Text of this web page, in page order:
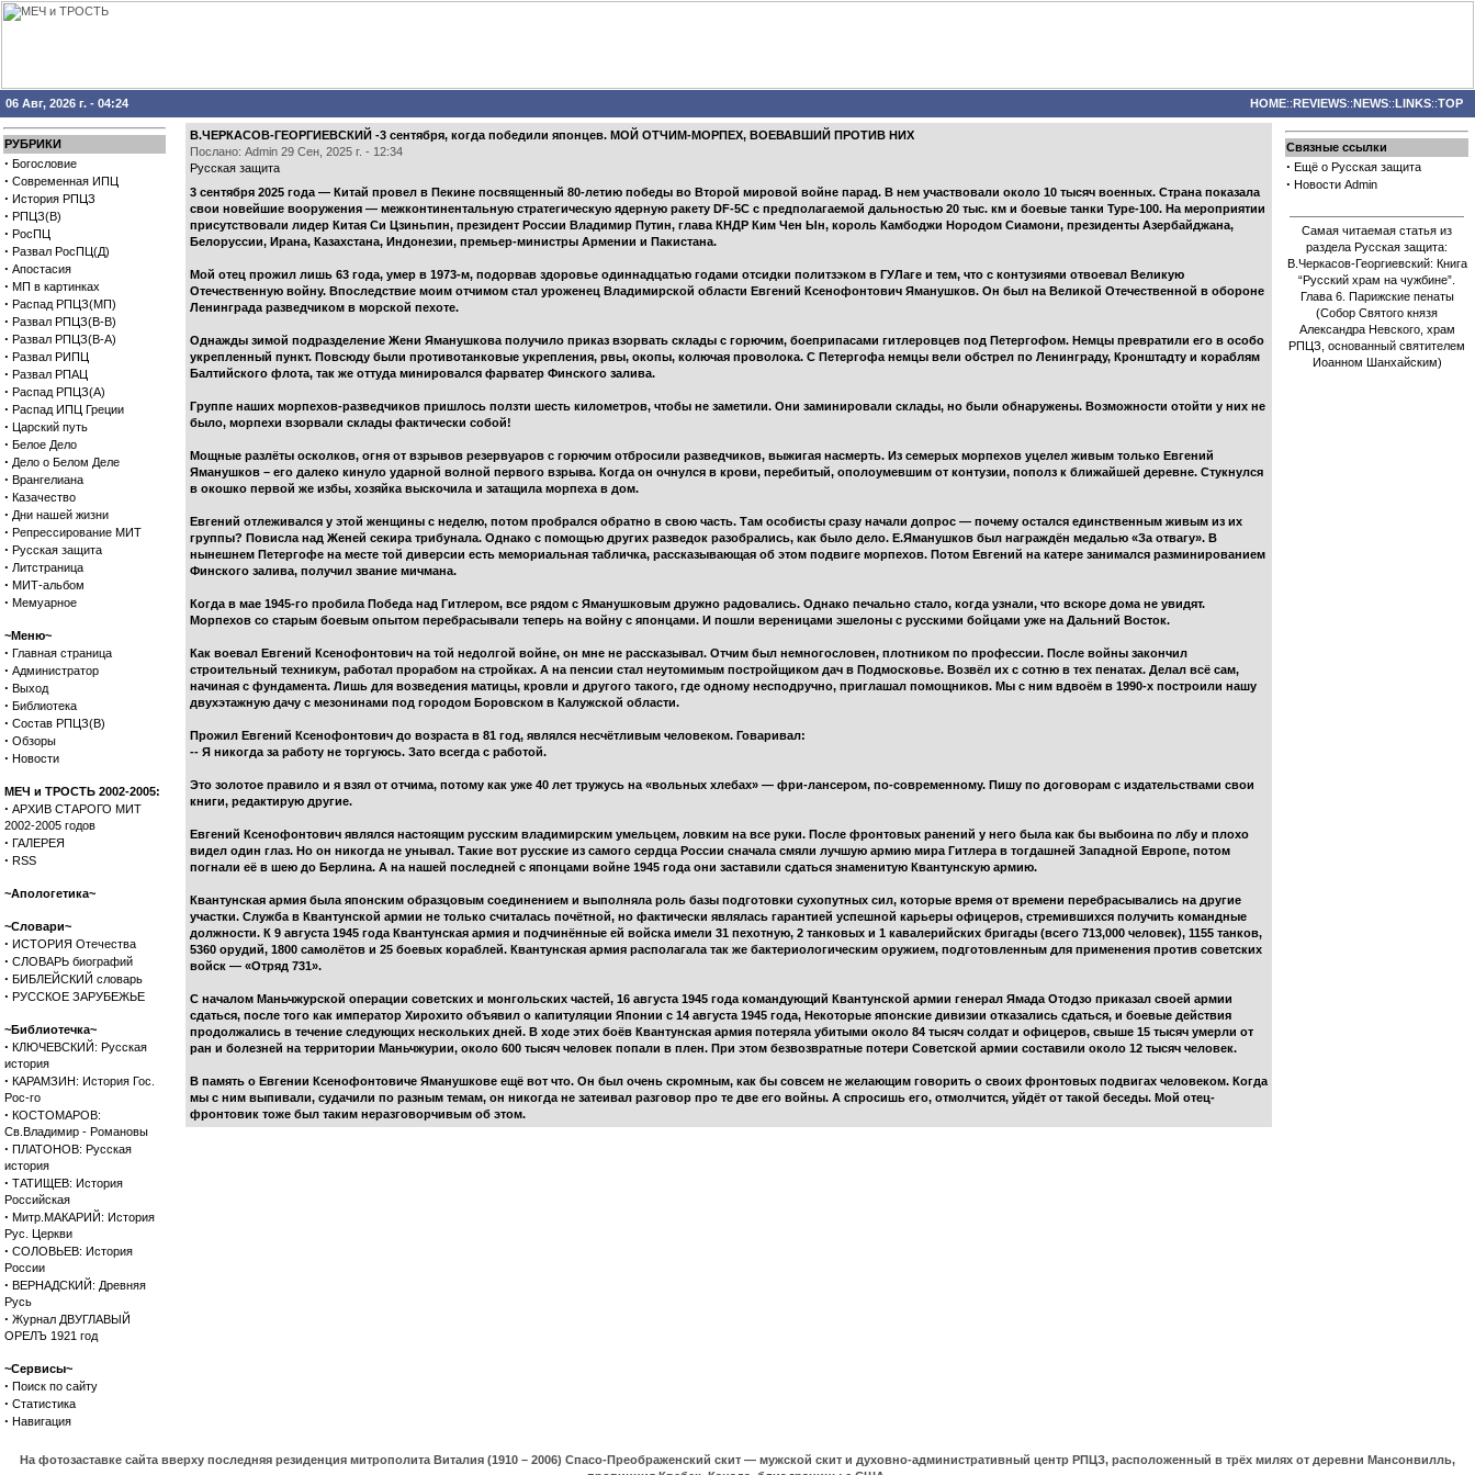
06 Авг, 2026 г. - 04:24 HOME::REVIEWS::NEWS::LINKS::TOP
РУБРИКИ
· Богословие
· Современная ИПЦ
· История РПЦЗ
· РПЦЗ(В)
· РосПЦ
· Развал РосПЦ(Д)
· Апостасия
· МП в картинках
· Распад РПЦЗ(МП)
· Развал РПЦЗ(В-В)
· Развал РПЦЗ(В-А)
· Развал РИПЦ
· Развал РПАЦ
· Распад РПЦЗ(А)
· Распад ИПЦ Греции
· Царский путь
· Белое Дело
· Дело о Белом Деле
· Врангелиана
· Казачество
· Дни нашей жизни
· Репрессирование МИТ
· Русская защита
· Литстраница
· МИТ-альбом
· Мемуарное
~Меню~
· Главная страница
· Администратор
· Выход
· Библиотека
· Состав РПЦЗ(В)
· Обзоры
· Новости
МЕЧ и ТРОСТЬ 2002-2005:
· АРХИВ СТАРОГО МИТ
2002-2005 годов
· ГАЛЕРЕЯ
· RSS
~Апологетика~
~Словари~
· ИСТОРИЯ Отечества
· СЛОВАРЬ биографий
· БИБЛЕЙСКИЙ словарь
· РУССКОЕ ЗАРУБЕЖЬЕ
~Библиотечка~
· КЛЮЧЕВСКИЙ: Русская
история
· КАРАМЗИН: История Гос.
Рос-го
· КОСТОМАРОВ:
Св.Владимир - Романовы
· ПЛАТОНОВ: Русская
история
· ТАТИЩЕВ: История
Российская
· Митр.МАКАРИЙ: История
Рус. Церкви
· СОЛОВЬЕВ: История
России
· ВЕРНАДСКИЙ: Древняя
Русь
· Журнал ДВУГЛАВЫЙ
ОРЕЛЪ 1921 год
~Сервисы~
· Поиск по сайту
· Статистика
· Навигация
В.ЧЕРКАСОВ-ГЕОРГИЕВСКИЙ -3 сентября, когда победили японцев. МОЙ ОТЧИМ-МОРПЕХ, ВОЕВАВШИЙ ПРОТИВ НИХ
Послано: Admin 29 Сен, 2025 г. - 12:34
Русская защита
3 сентября 2025 года — Китай провел в Пекине посвященный 80-летию победы во Второй мировой войне парад. В нем участвовали около 10 тысяч военных. Страна показала
свои новейшие вооружения — межконтинентальную стратегическую ядерную ракету DF-5C с предполагаемой дальностью 20 тыс. км и боевые танки Type-100. На мероприятии
присутствовали лидер Китая Си Цзиньпин, президент России Владимир Путин, глава КНДР Ким Чен Ын, король Камбоджи Нородом Сиамони, президенты Азербайджана,
Белоруссии, Ирана, Казахстана, Индонезии, премьер-министры Армении и Пакистана.
Мой отец прожил лишь 63 года, умер в 1973-м, подорвав здоровье одиннадцатью годами отсидки политзэком в ГУЛаге и тем, что с контузиями отвоевал Великую
Отечественную войну. Впоследствие моим отчимом стал уроженец Владимирской области Евгений Ксенофонтович Яманушков. Он был на Великой Отечественной в обороне
Ленинграда разведчиком в морской пехоте.
Однажды зимой подразделение Жени Яманушкова получило приказ взорвать склады с горючим, боеприпасами гитлеровцев под Петергофом. Немцы превратили его в особо
укрепленный пункт. Повсюду были противотанковые укрепления, рвы, окопы, колючая проволока. С Петергофа немцы вели обстрел по Ленинграду, Кронштадту и кораблям
Балтийского флота, так же оттуда минировался фарватер Финского залива.
Группе наших морпехов-разведчиков пришлось ползти шесть километров, чтобы не заметили. Они заминировали склады, но были обнаружены. Возможности отойти у них не
было, морпехи взорвали склады фактически собой!
Мощные разлёты осколков, огня от взрывов резервуаров с горючим отбросили разведчиков, выжигая насмерть. Из семерых морпехов уцелел живым только Евгений
Яманушков – его далеко кинуло ударной волной первого взрыва. Когда он очнулся в крови, перебитый, ополоумевшим от контузии, пополз к ближайшей деревне. Стукнулся
в окошко первой же избы, хозяйка выскочила и затащила морпеха в дом.
Евгений отлеживался у этой женщины с неделю, потом пробрался обратно в свою часть. Там особисты сразу начали допрос — почему остался единственным живым из их
группы? Повисла над Женей секира трибунала. Однако с помощью других разведок разобрались, как было дело. Е.Яманушков был награждён медалью «За отвагу». В
нынешнем Петергофе на месте той диверсии есть мемориальная табличка, рассказывающая об этом подвиге морпехов. Потом Евгений на катере занимался разминированием
Финского залива, получил звание мичмана.
Когда в мае 1945-го пробила Победа над Гитлером, все рядом с Яманушковым дружно радовались. Однако печально стало, когда узнали, что вскоре дома не увидят.
Морпехов со старым боевым опытом перебрасывали теперь на войну с японцами. И пошли вереницами эшелоны с русскими бойцами уже на Дальний Восток.
Как воевал Евгений Ксенофонтович на той недолгой войне, он мне не рассказывал. Отчим был немногословен, плотником по профессии. После войны закончил
строительный техникум, работал прорабом на стройках. А на пенсии стал неутомимым постройщиком дач в Подмосковье. Возвёл их с сотню в тех пенатах. Делал всё сам,
начиная с фундамента. Лишь для возведения матицы, кровли и другого такого, где одному несподручно, приглашал помощников. Мы с ним вдвоём в 1990-х построили нашу
двухэтажную дачу с мезонинами под городом Боровском в Калужской области.
Прожил Евгений Ксенофонтович до возраста в 81 год, являлся несчётливым человеком. Говаривал:
-- Я никогда за работу не торгуюсь. Зато всегда с работой.
Это золотое правило и я взял от отчима, потому как уже 40 лет тружусь на «вольных хлебах» — фри-лансером, по-современному. Пишу по договорам с издательствами свои
книги, редактирую другие.
Евгений Ксенофонтович являлся настоящим русским владимирским умельцем, ловким на все руки. После фронтовых ранений у него была как бы выбоина по лбу и плохо
видел один глаз. Но он никогда не унывал. Такие вот русские из самого сердца России сначала смяли лучшую армию мира Гитлера в тогдашней Западной Европе, потом
погнали её в шею до Берлина. А на нашей последней с японцами войне 1945 года они заставили сдаться знаменитую Квантунскую армию.
Квантунская армия была японским образцовым соединением и выполняла роль базы подготовки сухопутных сил, которые время от времени перебрасывались на другие
участки. Служба в Квантунской армии не только считалась почётной, но фактически являлась гарантией успешной карьеры офицеров, стремившихся получить командные
должности. К 9 августа 1945 года Квантунская армия и подчинённые ей войска имели 31 пехотную, 2 танковых и 1 кавалерийских бригады (всего 713,000 человек), 1155 танков,
5360 орудий, 1800 самолётов и 25 боевых кораблей. Квантунская армия располагала так же бактериологическим оружием, подготовленным для применения против советских
войск — «Отряд 731».
С началом Маньчжурской операции советских и монгольских частей, 16 августа 1945 года командующий Квантунской армии генерал Ямада Отодзо приказал своей армии
сдаться, после того как император Хирохито объявил о капитуляции Японии с 14 августа 1945 года, Некоторые японские дивизии отказались сдаться, и боевые действия
продолжались в течение следующих нескольких дней. В ходе этих боёв Квантунская армия потеряла убитыми около 84 тысяч солдат и офицеров, свыше 15 тысяч умерли от
ран и болезней на территории Маньчжурии, около 600 тысяч человек попали в плен. При этом безвозвратные потери Советской армии составили около 12 тысяч человек.
В память о Евгении Ксенофонтовиче Яманушкове ещё вот что. Он был очень скромным, как бы совсем не желающим говорить о своих фронтовых подвигах человеком. Когда
мы с ним выпивали, судачили по разным темам, он никогда не затеивал разговор про те две его войны. А спросишь его, отмолчится, уйдёт от такой беседы. Мой отец-
фронтовик тоже был таким неразговорчивым об этом.
Связные ссылки
· Ещё о Русская защита
· Новости Admin
Самая читаемая статья из
раздела Русская защита:
В.Черкасов-Георгиевский: Книга
“Русский храм на чужбине”.
Глава 6. Парижские пенаты
(Собор Святого князя
Александра Невского, храм
РПЦЗ, основанный святителем
Иоанном Шанхайским)
На фотозаставке сайта вверху последняя резиденция митрополита Виталия (1910 – 2006) Спасо-Преображенский скит — мужской скит и духовно-административный центр РПЦЗ, расположенный в трёх милях от деревни Мансонвилль,